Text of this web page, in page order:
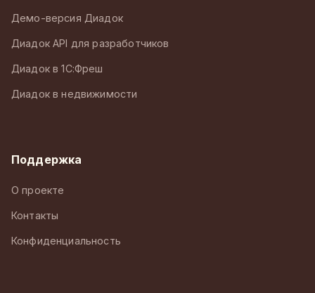
Демо-версия Диадок
Диадок API для разработчиков
Диадок в 1С:Фреш
Диадок в недвижимости
Поддержка
О проекте
Контакты
Конфиденциальность